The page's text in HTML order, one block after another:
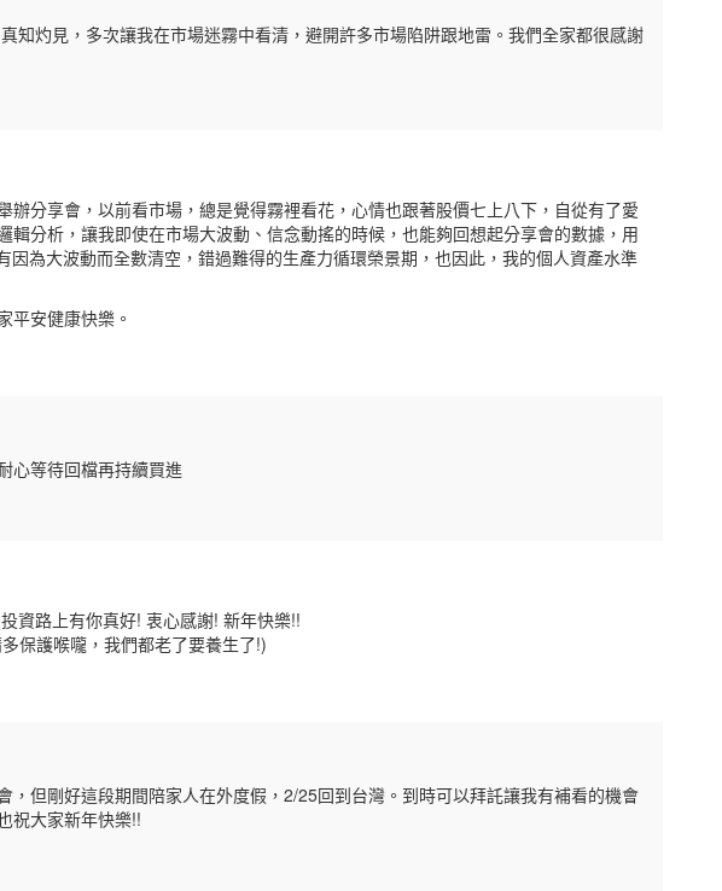
知灼見，多次讓我在市場迷霧中看清，避開許多市場陷阱跟地雷。我們全家都很感謝
辦分享會，以前看市場，總是覺得霧裡看花，心情也跟著股價七上八下，自從有了愛
輯分析，讓我即使在市場大波動、信念動搖的時候，也能夠回想起分享會的數據，用
因為大波動而全數清空，錯過難得的生產力循環榮景期，也因此，我的個人資產水準
平安健康快樂。
心等待回檔再持續買進
資路上有你真好! 衷心感謝! 新年快樂!!
保護喉嚨，我們都老了要養生了!)
，但剛好這段期間陪家人在外度假，2/25回到台灣。到時可以拜託讓我有補看的機會
祝大家新年快樂!!